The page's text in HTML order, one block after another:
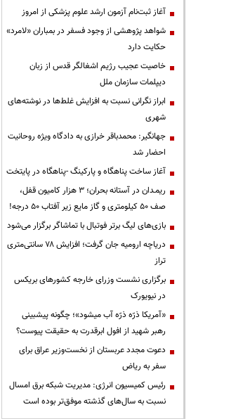
آغاز ثبت‌نام آزمون ارشد علوم پزشکی از امروز
شواهد پژوهشی از وجود فسفر در بمباران «لامرد»
حکایت دارد
خاصیت عجیب رژیم اشغالگر قدس از زبان
دیپلمات سازمان ملل
ابراز نگرانی نسبت به افزایش غلط‌ها در نوشته‌های
شهری
جهانگیر: محمدباقر خرازی به دادگاه ویژه روحانیت
احضار شد
آغاز ساخت پناهگاه و پارکینگ -پناهگاه در پایتخت
ریمـدان در آستانه بحران؛ ۳ هزار کامیون قفل،
صف ۵۰ کیلومتری و گاز مایع زیر آفتاب ۵۰ درجه!
بازی‌های لیگ برتر فوتبال با تماشاگر برگزار می‌شود
دریاچه ارومیه جان گرفت؛ افزایش ۷۸ سانتی‌متری
تراز
برگزاری نشست وزرای خارجه کشورهای بریکس
در نیویورک
«آمریکا ذرّه ذرّه آب میشود»؛ چگونه پیشبینی
رهبر شهید از افول ابرقدرت به حقیقت پیوست؟
دعوت مجدد عربستان از نخست‌وزیر عراق برای
سفر به ریاض
رئیس کمیسیون انرژی: مدیریت شبکه برق امسال
نسبت به سال‌های گذشته موفق‌تر بوده است